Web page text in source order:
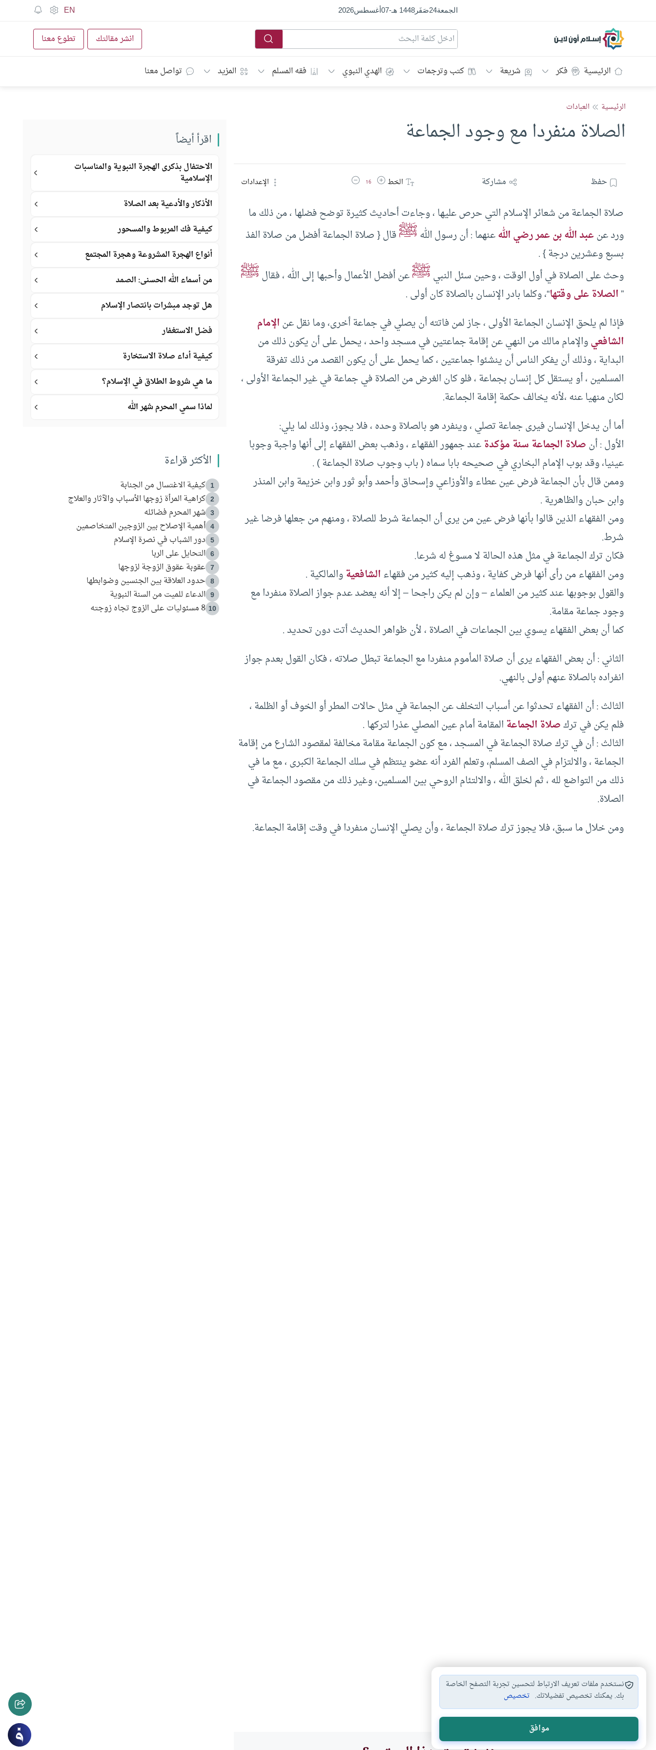
الجمعة24صَفَر1448 هـ -
07أغسطس2026
EN
إسلام أون لاين انشر مقالتك تطوع معنا
الرئيسية فكر شريعة كتب وترجمات الهدي النبوي فقه المسلم المزيد تواصل معنا
الرئيسية العبادات
الصلاة منفردا مع وجود الجماعة
حفظ مشاركة الخطزيادة حجم الخط
16 تقليل حجم الخط الإعدادات
صلاة الجماعة من شعائر الإسلام التي حرص عليها ، وجاءت أحاديث كثيرة توضح فضلها ، من ذلك ما
ورد عنعبد الله بن عمر رضي اللهعنهما : أن رسول اللهﷺقال { صلاة الجماعة أفضل من صلاة الفذ
بسبع وعشرين درجة } .
وحث على الصلاة في أول الوقت ، وحين سئل النبيﷺعن أفضل الأعمال وأحبها إلى الله ، فقالﷺ
”الصلاة على وقتها“، وكلما بادر الإنسان بالصلاة كان أولى .
فإذا لم يلحق الإنسان الجماعة الأولى ، جاز لمن فاتته أن يصلي في جماعة أخرى، وما نقل عنالإمام
الشافعيوالإمام مالك من النهي عن إقامة جماعتين في مسجد واحد ، يحمل على أن يكون ذلك من
البداية ، وذلك أن يفكر الناس أن ينشئوا جماعتين ، كما يحمل على أن يكون القصد من ذلك تفرقة
المسلمين ، أو يستقل كل إنسان بجماعة ، فلو كان الغرض من الصلاة في جماعة في غير الجماعة الأولى ،
لكان منهيا عنه ،لأنه يخالف حكمة إقامة الجماعة.
أما أن يدخل الإنسان فيرى جماعة تصلي ، وينفرد هو بالصلاة وحده ، فلا يجوز، وذلك لما يلي:
الأول : أنصلاة الجماعة سنة مؤكدةعند جمهور الفقهاء ، وذهب بعض الفقهاء إلى أنها واجبة وجوبا
عينيا، وقد بوب الإمام البخاري في صحيحه بابا سماه ( باب وجوب صلاة الجماعة ) .
وممن قال بأن الجماعة فرض عين عطاء والأوزاعي وإسحاق وأحمد وأبو ثور وابن خزيمة وابن المنذر
وابن حبان والظاهرية .
ومن الفقهاء الذين قالوا بأنها فرض عين من يرى أن الجماعة شرط للصلاة ، ومنهم من جعلها فرضا غير
شرط.
فكان ترك الجماعة في مثل هذه الحالة لا مسوغ له شرعا.
ومن الفقهاء من رأى أنها فرض كفاية ، وذهب إليه كثير من فقهاءالشافعيةوالمالكية .
والقول بوجوبها عند كثير من العلماء – وإن لم يكن راجحا – إلا أنه يعضد عدم جواز الصلاة منفردا مع
وجود جماعة مقامة.
كما أن بعض الفقهاء يسوي بين الجماعات في الصلاة ، لأن ظواهر الحديث أتت دون تحديد .
الثاني : أن بعض الفقهاء يرى أن صلاة المأموم منفردا مع الجماعة تبطل صلاته ، فكان القول بعدم جواز
انفراده بالصلاة عنهم أولى بالنهي.
الثالث : أن الفقهاء تحدثوا عن أسباب التخلف عن الجماعة في مثل حالات المطر أو الخوف أو الظلمة ،
فلم يكن في تركصلاة الجماعةالمقامة أمام عين المصلي عذرا لتركها .
الثالث : أن في ترك صلاة الجماعة في المسجد ، مع كون الجماعة مقامة مخالفة لمقصود الشارع من إقامة
الجماعة ، والالتزام في الصف المسلم، وتعلم الفرد أنه عضو ينتظم في سلك الجماعة الكبرى ، مع ما في
ذلك من التواضع لله ، ثم لخلق الله ، والالتئام الروحي بين المسلمين، وغير ذلك من مقصود الجماعة في
الصلاة.
ومن خلال ما سبق، فلا يجوز ترك صلاة الجماعة ، وأن يصلي الإنسان منفردا في وقت إقامة الجماعة.
صلاة الجماعة
اقرأ أيضاً
الاحتفال بذكرى الهجرة النبوية والمناسبات
الإسلامية
الأذكار والأدعية بعد الصلاة
كيفية فك المربوط والمسحور
أنواع الهجرة المشروعة وهجرة المجتمع
من أسماء الله الحسنى: الصمد
هل توجد مبشرات بانتصار الإسلام
فضل الاستغفار
كيفية أداء صلاة الاستخارة
ما هي شروط الطلاق في الإسلام؟
لماذا سمي المحرم شهر الله
الأكثر قراءة
1 كيفية الاغتسال من الجنابة
2 كراهية المرأة زوجها الأسباب والآثار والعلاج
3 شهر المحرم فضائله
4 أهمية الإصلاح بين الزوجين المتخاصمين
5 دور الشباب في نصرة الإسلام
6 التحايل على الربا
7 عقوبة عقوق الزوجة لزوجها
8 حدود العلاقة بين الجنسين وضوابطها
9 الدعاء للميت من السنة النبوية
10 8 مسئوليات على الزوج تجاه زوجته
نستخدم ملفات تعريف الارتباط لتحسين تجربة التصفح الخاصة
بك. يمكنك تخصيص تفضيلاتك. تخصيص
موافق